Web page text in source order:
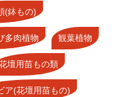
(鉢もの)
多肉植物 観葉植物
壇用苗もの類
ア(花壇用苗もの)